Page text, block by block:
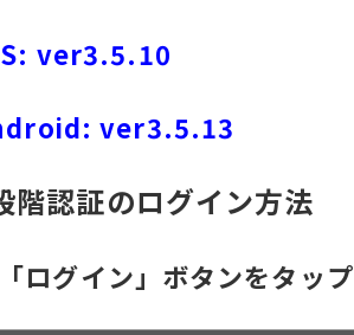
ver3.5.10
ver3.5.13
階認証のログイン方法
グイン」ボタンをタップ